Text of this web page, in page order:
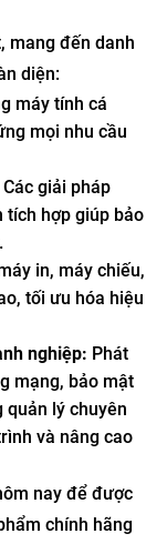
mang đến danh
diện:
máy tính cá
mọi nhu cầu
Các giải pháp
tích hợp giúp bảo
in, máy chiếu,
tối ưu hóa hiệu
nghiệp: Phát
mạng, bảo mật
lý chuyên
và nâng cao
nay để được
chính hãng